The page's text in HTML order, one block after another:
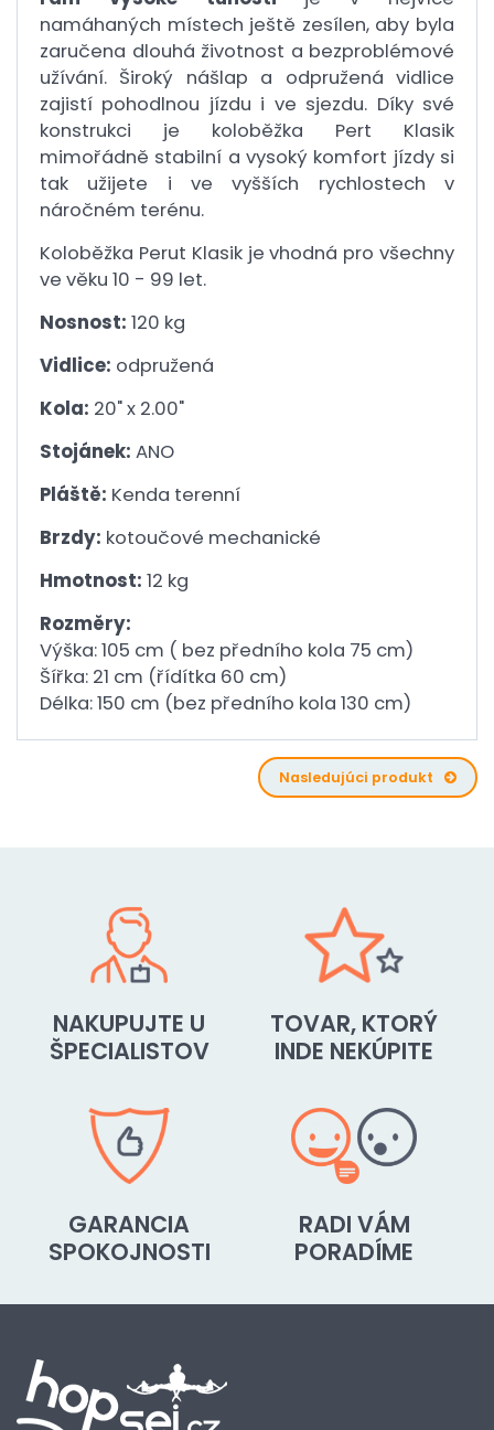
namáhaných místech ještě zesílen, aby byla
zaručena dlouhá životnost a bezproblémové
užívání. Široký nášlap a odpružená vidlice
zajistí pohodlnou jízdu i ve sjezdu. Díky své
konstrukci je koloběžka Pert Klasik
mimořádně stabilní a vysoký komfort jízdy si
tak užijete i ve vyšších rychlostech v
náročném terénu.
Koloběžka Perut Klasik je vhodná pro všechny
ve věku 10 - 99 let.
Nosnost: 120 kg
Vidlice: odpružená
Kola: 20" x 2.00"
Stojánek: ANO
Pláště: Kenda terenní
Brzdy: kotoučové mechanické
Hmotnost: 12 kg
Rozměry:
Výška: 105 cm ( bez předního kola 75 cm)
Šířka: 21 cm (řídítka 60 cm)
Délka: 150 cm (bez předního kola 130 cm)
Nasledujúci produkt
NAKUPUJTE U
ŠPECIALISTOV
TOVAR, KTORÝ
INDE NEKÚPITE
GARANCIA
SPOKOJNOSTI
RADI VÁM
PORADÍME